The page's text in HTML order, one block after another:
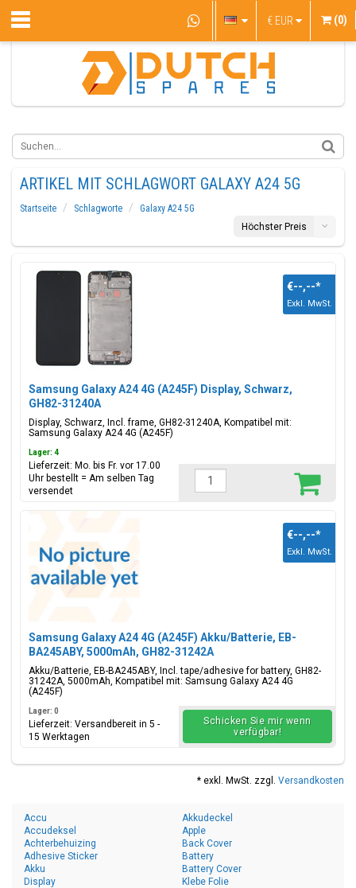
€ EUR (0)
ARTIKEL MIT SCHLAGWORT GALAXY A24 5G
Startseite Schlagworte
Galaxy A24 5G
Höchster Preis
Samsung Galaxy A24 4G (A245F) Display, Schwarz,
GH82-31240A
Display, Schwarz, Incl. frame, GH82-31240A, Kompatibel mit:
Samsung Galaxy A24 4G (A245F)
€--,--*
Exkl. MwSt.
Lager: 4
Lieferzeit: Mo. bis Fr. vor 17.00
Uhr bestellt = Am selben Tag
versendet
Samsung Galaxy A24 4G (A245F) Akku/Batterie, EB-
BA245ABY, 5000mAh, GH82-31242A
Akku/Batterie, EB-BA245ABY, Incl. tape/adhesive for battery, GH82-
31242A, 5000mAh, Kompatibel mit: Samsung Galaxy A24 4G
(A245F)
€--,--*
Exkl. MwSt.
Lager: 0
Lieferzeit: Versandbereit in 5 -
15 Werktagen
Schicken Sie mir wenn
verfügbar!
* exkl. MwSt. zzgl. Versandkosten
Accu
Accudeksel
Achterbehuizing
Adhesive Sticker
Akku
Akkudeckel
Apple
Back Cover
Battery
Battery Cover
Display
Klebe Folie